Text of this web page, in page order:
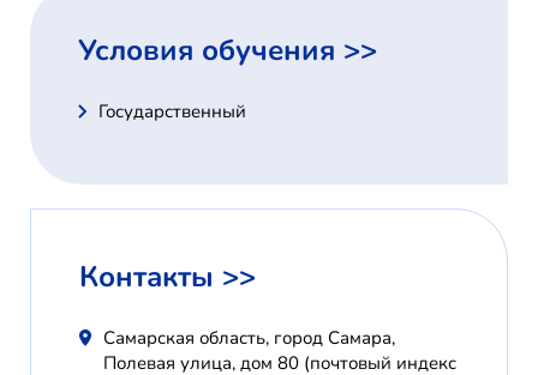
Условия обучения >>
Государственный
Контакты >>
Самарская область, город Самара,
Полевая улица, дом 80 (почтовый индекс